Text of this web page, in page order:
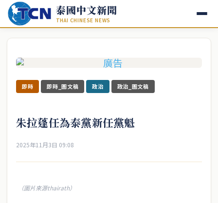
泰國中文新聞
THAI CHINESE NEWS
即時 即時_圖文稿 政治 政治_圖文稿
朱拉蓬任為泰黨新任黨魁
2025年11月3日 09:08
（圖片來源thairath）